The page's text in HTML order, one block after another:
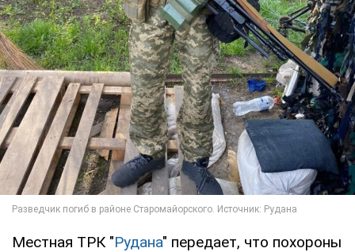
Местная ТРК "Рудана" передает, что похороны